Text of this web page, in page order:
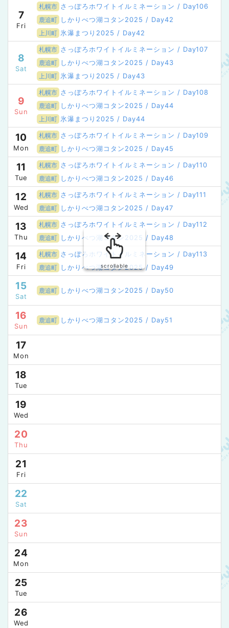
7
Fri
札幌市 さっぽろホワイトイルミネーション / Day106
鹿追町 しかりべつ湖コタン2025 / Day42
上川町 氷瀑まつり2025 / Day42
8
Sat
札幌市 さっぽろホワイトイルミネーション / Day107
鹿追町 しかりべつ湖コタン2025 / Day43
上川町 氷瀑まつり2025 / Day43
9
Sun
札幌市 さっぽろホワイトイルミネーション / Day108
鹿追町 しかりべつ湖コタン2025 / Day44
上川町 氷瀑まつり2025 / Day44
10
Mon
札幌市 さっぽろホワイトイルミネーション / Day109
鹿追町 しかりべつ湖コタン2025 / Day45
11
Tue
札幌市 さっぽろホワイトイルミネーション / Day110
鹿追町 しかりべつ湖コタン2025 / Day46
12
Wed
札幌市 さっぽろホワイトイルミネーション / Day111
鹿追町 しかりべつ湖コタン2025 / Day47
13
Thu
札幌市 さっぽろホワイトイルミネーション / Day112
鹿追町 しかりべつ湖コタン2025 / Day48
14
Fri
札幌市 さっぽろホワイトイルミネーション / Day113
鹿追町 しかりべつ湖コタン2025 / Day49
15
Sat
鹿追町 しかりべつ湖コタン2025 / Day50
16
Sun
鹿追町 しかりべつ湖コタン2025 / Day51
17
Mon
18
Tue
19
Wed
20
Thu
21
Fri
22
Sat
23
Sun
24
Mon
25
Tue
26
Wed
scrollable